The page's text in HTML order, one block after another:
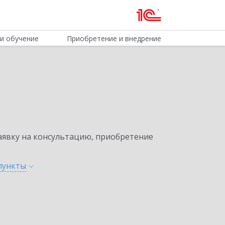
обучение Приобретение и внедрение
на консультацию, приобретение